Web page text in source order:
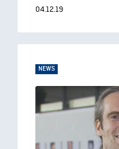
04.12.19
NEWS